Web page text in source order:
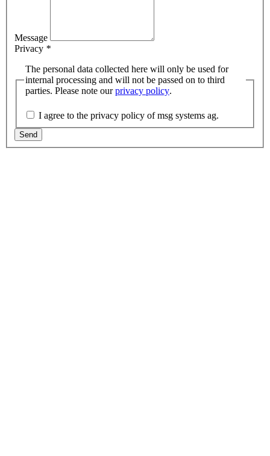
Message
Privacy *
The personal data collected here will only be used for
internal processing and will not be passed on to third
parties. Please note ourprivacy policy.
I agree to the privacy policy of msg systems ag.